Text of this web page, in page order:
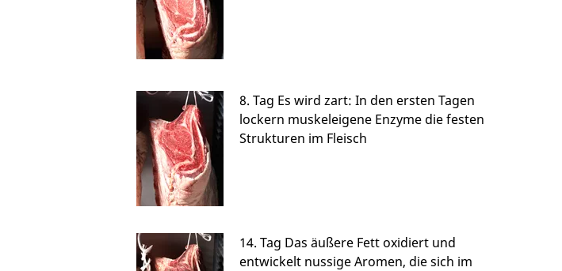
8. Tag Es wird zart: In den ersten Tagen
lockern muskeleigene Enzyme die festen
Strukturen im Fleisch
14. Tag Das äußere Fett oxidiert und
entwickelt nussige Aromen, die sich im